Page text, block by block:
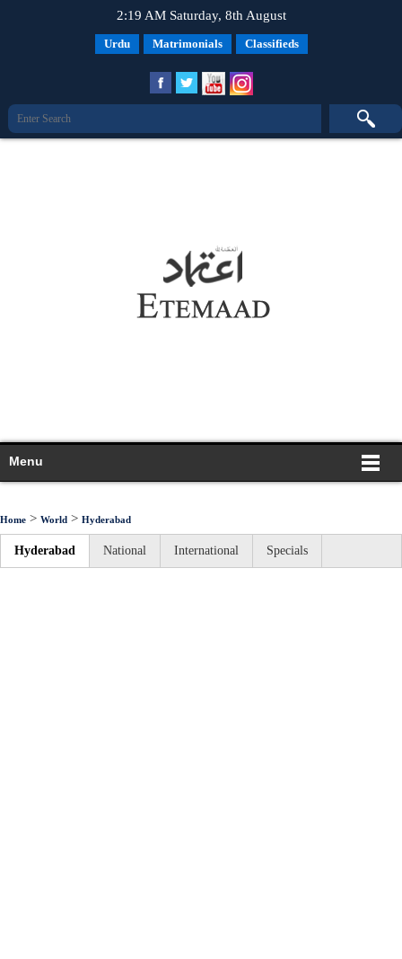
2:19 AM Saturday, 8th August
Urdu Matrimonials Classifieds
Menu
Home > World > Hyderabad
Hyderabad National International Specials